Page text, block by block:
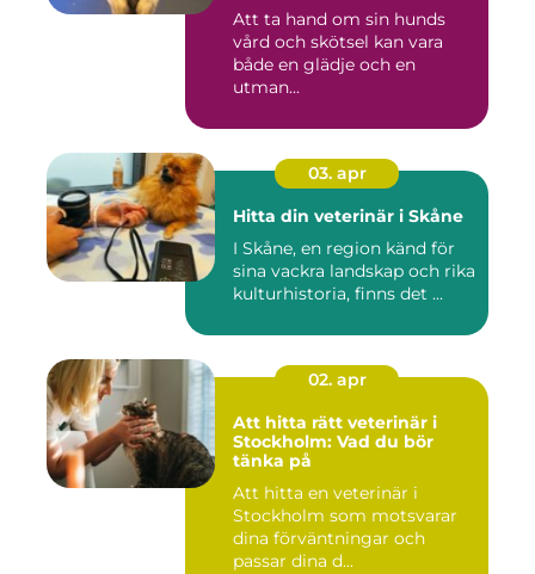
Att ta hand om sin hunds
vård och skötsel kan vara
både en glädje och en
utman...
03. apr
Hitta din veterinär i Skåne
I Skåne, en region känd för
sina vackra landskap och rika
kulturhistoria, finns det ...
02. apr
Att hitta rätt veterinär i
Stockholm: Vad du bör
tänka på
Att hitta en veterinär i
Stockholm som motsvarar
dina förväntningar och
passar dina d...